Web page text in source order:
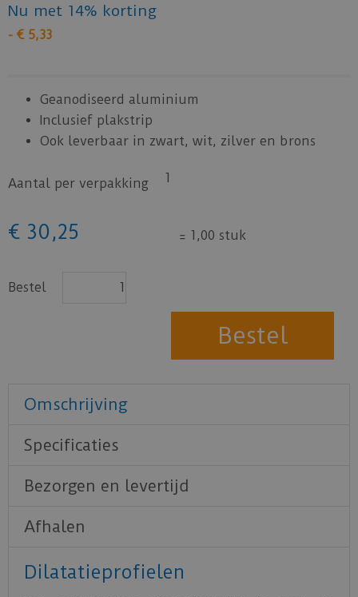
Nu met 14% korting
- € 5,33
Geanodiseerd aluminium
Inclusief plakstrip
Ook leverbaar in zwart, wit, zilver en brons
Aantal per verpakking 1
€ 30 ,25 = 1,00 stuk
Bestel
Omschrijving
Specificaties
Bezorgen en levertijd
Afhalen
Dilatatieprofielen